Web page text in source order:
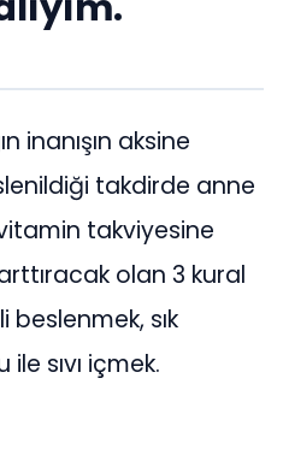
inanışın aksine
takdirde anne
takviyesine
olan 3 kural
beslenmek, sık
sıvı içmek.